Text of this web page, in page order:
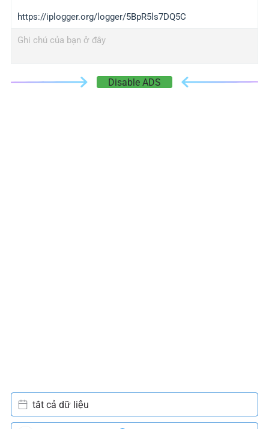
https://iplogger.org/logger/5BpR5ls7DQ5C
Ghi chú của bạn ở đây
Disable ADS
tất cả dữ liệu